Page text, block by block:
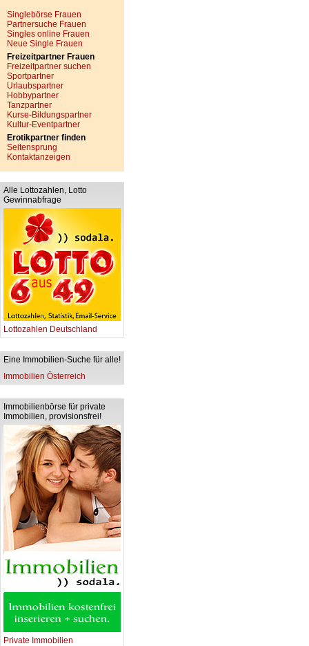
Singlebörse Frauen
Partnersuche Frauen
Singles online Frauen
Neue Single Frauen
Freizeitpartner Frauen
Freizeitpartner suchen
Sportpartner
Urlaubspartner
Hobbypartner
Tanzpartner
Kurse-Bildungspartner
Kultur-Eventpartner
Erotikpartner finden
Seitensprung
Kontaktanzeigen
Alle Lottozahlen, Lotto
Gewinnabfrage
Lottozahlen Deutschland
Eine Immobilien-Suche für alle!
Immobilien Österreich
Immobilienbörse für private
Immobilien, provisionsfrei!
Private Immobilien